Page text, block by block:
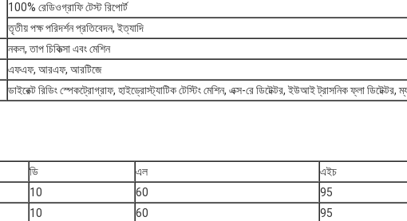
100% রেডিওগ্রাফি টেস্ট রিপোর্ট
তৃতীয় পক্ষ পরিদর্শন প্রতিবেদন, ইত্যাদি
নকল, তাপ চিকিত্সা এবং মেশিন
এফএফ, আরএফ, আরটিজে
ডাইরেক্ট রিডিং স্পেকট্রোগ্রাফ, হাইড্রোস্ট্যাটিক টেস্টিং মেশিন, এক্স-রে ডিটেক্টর, ইউআই ট্রাসনিক ফ্লা ডিটেক্টর,
ডি এল এইচ
10 60 95
10 60 95